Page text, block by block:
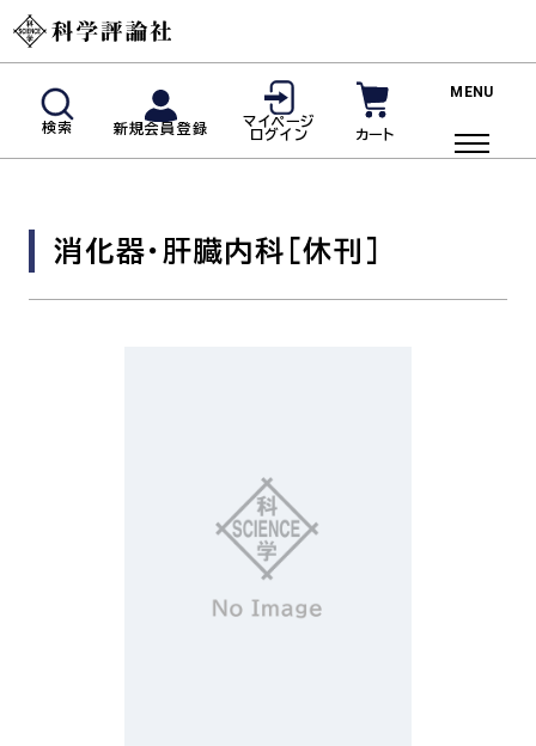
検索 新規会員登録
マイページ
ログイン
カート
新規会員登録
マイページログイン
脳神経内科(神経内科)
臨床免疫・アレルギー科
消化器・肝臓内科 [休刊]